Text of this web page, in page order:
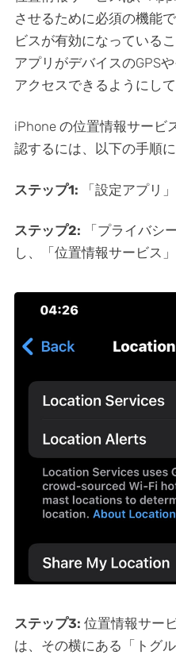
させるために必須の機能
ビスが有効になっている
アプリがデバイスのGPS
アクセスできるようにして
iPhone の位置情報サービ
認するには、以下の手順
ステップ1: 「設定アプリ
ステップ2:
「プライバシ
し、「位置情報サービス
ステップ3: 位置情報サー
は、その横にある「トグ